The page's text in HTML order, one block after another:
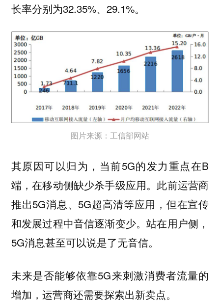
长率分别为32.35%、29.1%。
图片来源：工信部网站
其原因可以归为，当前5G的发力重点在B
端，在移动侧缺少杀手级应用。此前运营商
推出5G消息、5G超高清等应用，但在宣传
和发展过程中音信逐渐变少。站在用户侧，
5G消息甚至可以说是了无音信。
未来是否能够依靠5G来刺激消费者流量的
增加，运营商还需要探索出新卖点。